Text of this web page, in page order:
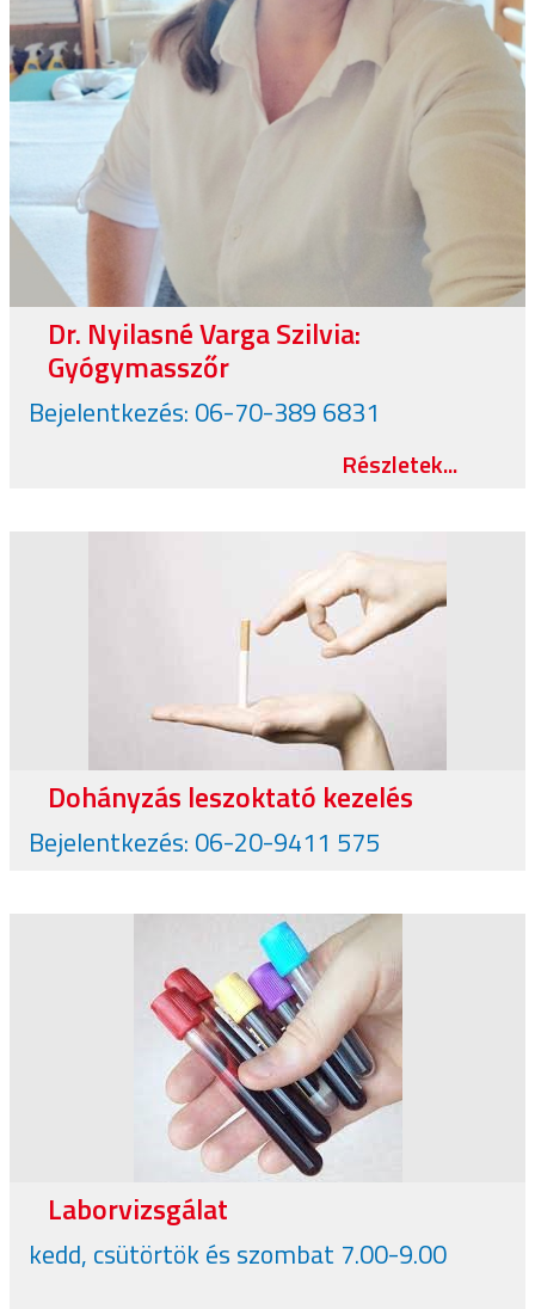
Dr. Nyilasné Varga Szilvia:
Gyógymasszőr
Bejelentkezés: 06-70-389 6831
Részletek...
Dohányzás leszoktató kezelés
Bejelentkezés: 06-20-9411 575
Laborvizsgálat
kedd, csütörtök és szombat 7.00-9.00